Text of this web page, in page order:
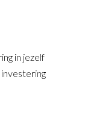
in jezelf